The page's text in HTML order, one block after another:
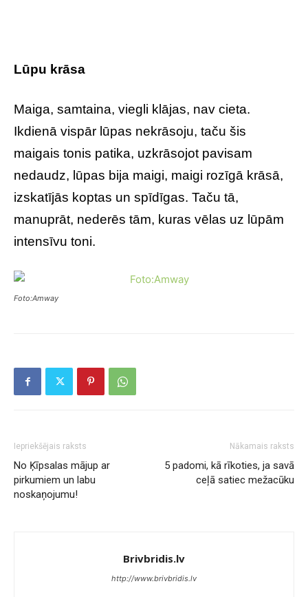
Lūpu krāsa
Maiga, samtaina, viegli klājas, nav cieta.
Ikdienā vispār lūpas nekrāsoju, taču šis
maigais tonis patika, uzkrāsojot pavisam
nedaudz, lūpas bija maigi, maigi rozīgā krāsā,
izskatījās koptas un spīdīgas. Taču tā,
manuprāt, nederēs tām, kuras vēlas uz lūpām
intensīvu toni.
Foto:Amway
Iepriekšējais raksts
No Ķīpsalas mājup ar
pirkumiem un labu
noskaņojumu!
Nākamais raksts
5 padomi, kā rīkoties, ja savā
ceļā satiec mežacūku
Brivbridis.lv
http://www.brivbridis.lv